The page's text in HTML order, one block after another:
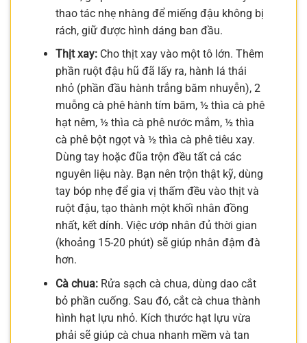
thao tác nhẹ nhàng để miếng đậu không bị
rách, giữ được hình dáng ban đầu.
Thịt xay:Cho thịt xay vào một tô lớn. Thêm
phần ruột đậu hũ đã lấy ra, hành lá thái
nhỏ (phần đầu hành trắng băm nhuyễn), 2
muỗng cà phê hành tím băm, ½ thìa cà phê
hạt nêm, ½ thìa cà phê nước mắm, ½ thìa
cà phê bột ngọt và ½ thìa cà phê tiêu xay.
Dùng tay hoặc đũa trộn đều tất cả các
nguyên liệu này. Bạn nên trộn thật kỹ, dùng
tay bóp nhẹ để gia vị thấm đều vào thịt và
ruột đậu, tạo thành một khối nhân đồng
nhất, kết dính. Việc ướp nhân đủ thời gian
(khoảng 15-20 phút) sẽ giúp nhân đậm đà
hơn.
Cà chua:Rửa sạch cà chua, dùng dao cắt
bỏ phần cuống. Sau đó, cắt cà chua thành
hình hạt lựu nhỏ. Kích thước hạt lựu vừa
phải sẽ giúp cà chua nhanh mềm và tan